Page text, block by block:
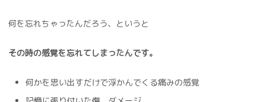
何を忘れちゃったんだろう、というと
その時の感覚を忘れてしまったんです。
何かを思い出すだけで浮かんでくる痛みの感覚